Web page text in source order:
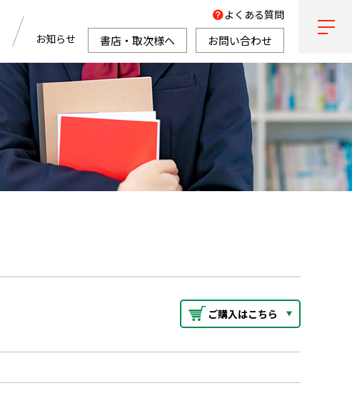
お知らせ
よくある質問
書店・取次様へ お問い合わせ
ご購入はこちら